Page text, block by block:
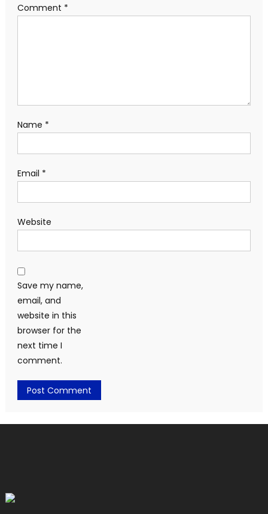
Comment *
Name *
Email *
Website
Save my name,
email, and
website in this
browser for the
next time I
comment.